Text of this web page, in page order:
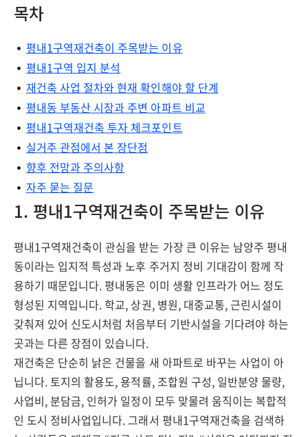
목차
평내1구역재건축이 주목받는 이유
평내1구역 입지 분석
재건축 사업 절차와 현재 확인해야 할 단계
평내동 부동산 시장과 주변 아파트 비교
평내1구역재건축 투자 체크포인트
실거주 관점에서 본 장단점
향후 전망과 주의사항
자주 묻는 질문
1. 평내1구역재건축이 주목받는 이유
평내1구역재건축이 관심을 받는 가장 큰 이유는 남양주 평내
동이라는 입지적 특성과 노후 주거지 정비 기대감이 함께 작
용하기 때문입니다. 평내동은 이미 생활 인프라가 어느 정도
형성된 지역입니다. 학교, 상권, 병원, 대중교통, 근린시설이
갖춰져 있어 신도시처럼 처음부터 기반시설을 기다려야 하는
곳과는 다른 장점이 있습니다.
재건축은 단순히 낡은 건물을 새 아파트로 바꾸는 사업이 아
닙니다. 토지의 활용도, 용적률, 조합원 구성, 일반분양 물량,
사업비, 분담금, 인허가 일정이 모두 맞물려 움직이는 복합적
인 도시 정비사업입니다. 그래서 평내1구역재건축을 검색하